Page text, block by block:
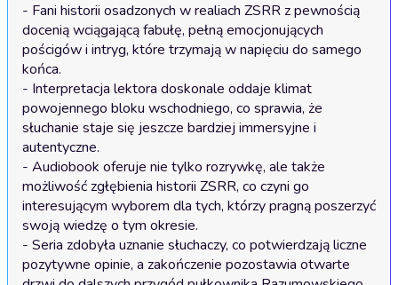
- Fani historii osadzonych w realiach ZSRR z pewnością
docenią wciągającą fabułę, pełną emocjonujących
pościgów i intryg, które trzymają w napięciu do samego
końca.
- Interpretacja lektora doskonale oddaje klimat
powojennego bloku wschodniego, co sprawia, że
słuchanie staje się jeszcze bardziej immersyjne i
autentyczne.
- Audiobook oferuje nie tylko rozrywkę, ale także
możliwość zgłębienia historii ZSRR, co czyni go
interesującym wyborem dla tych, którzy pragną poszerzyć
swoją wiedzę o tym okresie.
- Seria zdobyła uznanie słuchaczy, co potwierdzają liczne
pozytywne opinie, a zakończenie pozostawia otwarte